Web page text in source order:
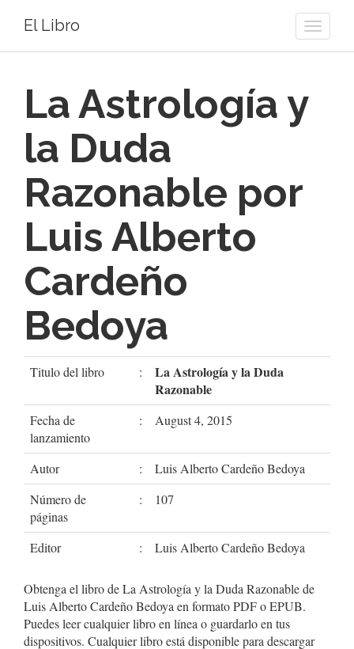
Toggle
El Libro
La Astrología y
la Duda
Razonable por
Luis Alberto
Cardeño
Bedoya
Titulo del libro :
La Astrología y la Duda
Razonable
Fecha de
lanzamiento
: August 4, 2015
Autor :
Luis Alberto Cardeño Bedoya
Número de
páginas
: 107
Editor : Luis Alberto Cardeño Bedoya
Obtenga el libro de La Astrología y la Duda Razonable de
Luis Alberto Cardeño Bedoya en formato PDF o EPUB.
Puedes leer cualquier libro en línea o guardarlo en tus
dispositivos. Cualquier libro está disponible para descargar